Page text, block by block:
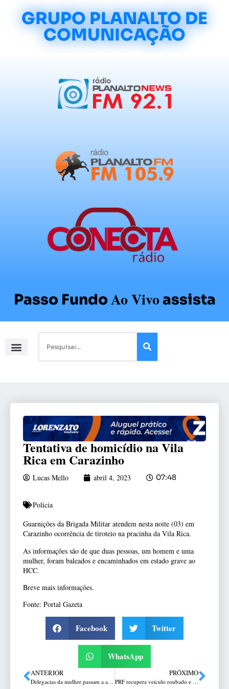
GRUPO PLANALTO DE
COMUNICAÇÃO
Passo FundoAo Vivoassista
Tentativa de homicídio na Vila
Rica em Carazinho
Lucas Mello abril 4, 2023 07:48
Polícia
Guarnições da Brigada Militar atendem nesta noite (03) em
Carazinho ocorrência de tiroteio na pracinha da Vila Rica.
As informações são de que duas pessoas, um homem e uma
mulher, foram baleados e encaminhados em estado grave ao
HCC.
Breve mais informações.
Fonte: Portal Gazeta
Facebook Twitter
WhatsApp
ANTERIOR
Delegacias da mulher passam a atender durante às 24 horas de segunda a domingo
PRÓXIMO
PRF recupera veículo roubado e prende homem em Paverama